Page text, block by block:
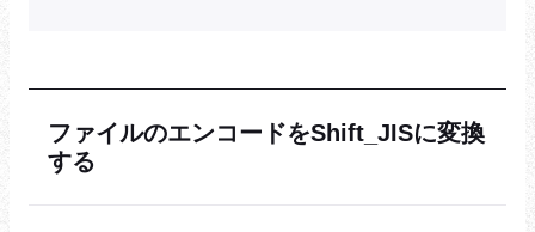
ファイルのエンコードをShift_JISに変換
する